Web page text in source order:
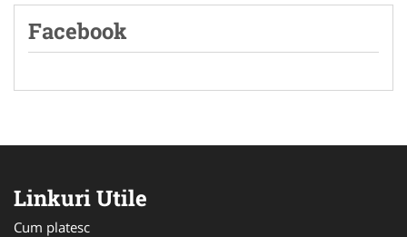
Facebook
Linkuri Utile
Cum platesc